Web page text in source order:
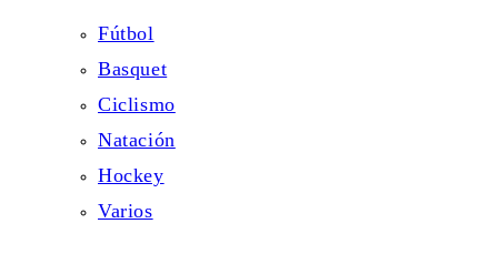
Fútbol
Basquet
Ciclismo
Natación
Hockey
Varios